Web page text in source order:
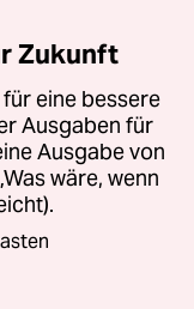
Zukunft
für eine bessere
Ausgaben für
Ausgabe von
wäre, wenn